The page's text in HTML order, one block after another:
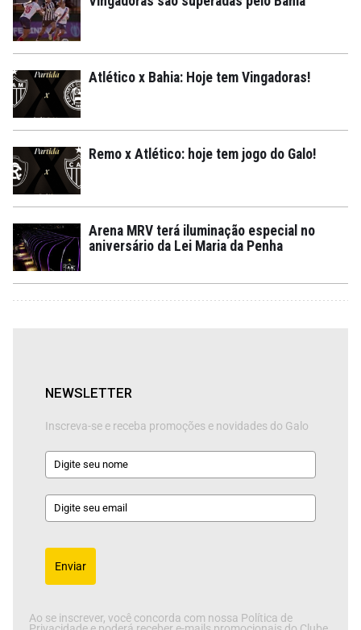
Atlético x Bahia: Hoje tem Vingadoras!
Remo x Atlético: hoje tem jogo do Galo!
Arena MRV terá iluminação especial no
aniversário da Lei Maria da Penha
NEWSLETTER
Inscreva-se e receba promoções e novidades do Galo
Enviar
Ao se inscrever, você concorda com nossa Política de